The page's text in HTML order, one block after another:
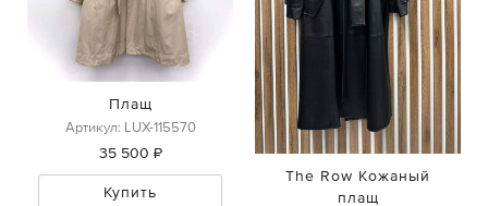
Плащ
Артикул: LUX-115570
35 500 ₽
Купить
The Row Кожаный
плащ